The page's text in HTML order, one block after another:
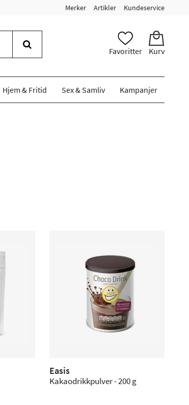
Merker Artikler Kundeservice
Favoritter Kurv
Hjem & Fritid Sex & Samliv Kampanjer
Easis
Kakaodrikkpulver - 200 g